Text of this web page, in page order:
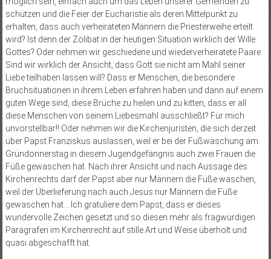
schützen und die Feier der Eucharistie als deren Mittelpunkt zu
erhalten, dass auch verheirateten Männern die Priesterweihe erteilt
wird? Ist denn der Zölibat in der heutigen Situation wirklich der Wille
Gottes? Oder nehmen wir geschiedene und wiederverheiratete Paare.
Sind wir wirklich der Ansicht, dass Gott sie nicht am Mahl seiner
Liebe teilhaben lassen will? Dass er Menschen, die besondere
Bruchsituationen in ihrem Leben erfahren haben und dann auf einem
guten Wege sind, diese Brüche zu heilen und zu kitten, dass er all
diese Menschen von seinem Liebesmahl ausschließt? Für mich
unvorstellbar!! Oder nehmen wir die Kirchenjuristen, die sich derzeit
über Papst Franziskus auslassen, weil er bei der Fußwaschung am
Gründonnerstag in diesem Jugendgefängnis auch zwei Frauen die
Füße gewaschen hat. Nach ihrer Ansicht und nach Aussage des
Kirchenrechts darf der Papst aber nur Männern die Füße waschen,
weil der Überlieferung nach auch Jesus nur Männern die Füße
gewaschen hat… Ich gratuliere dem Papst, dass er dieses
wundervolle Zeichen gesetzt und so diesen mehr als fragwürdigen
Paragrafen im Kirchenrecht auf stille Art und Weise überholt und
quasi abgeschafft hat.